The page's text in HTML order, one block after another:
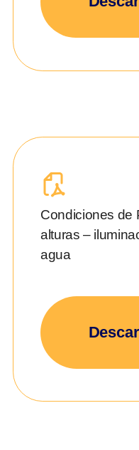
Condiciones de
alturas –
agua